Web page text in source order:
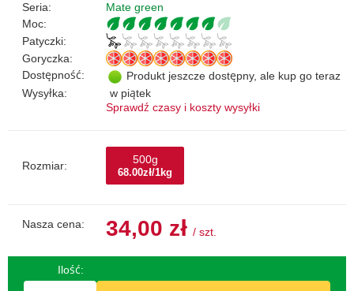
Seria:
Mate green
Moc:
Patyczki:
Goryczka:
Dostępność:
Produkt jeszcze dostępny, ale kup go teraz
Wysyłka:
w piątek
Sprawdź czasy i koszty wysyłki
Rozmiar: 500g
68.00zł/1kg
Nasza cena: 34,00 zł / szt.
Ilość: